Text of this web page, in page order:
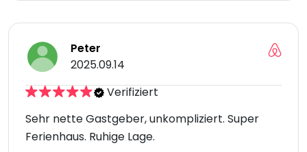
Peter
2025.09.14
Verifiziert
Sehr nette Gastgeber, unkompliziert. Super
Ferienhaus. Ruhige Lage.